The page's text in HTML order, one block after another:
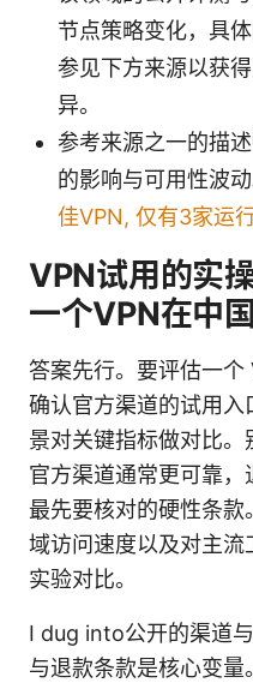
节点策略变化，具
参见下方来源以获
异。
参考来源之一的描
的影响与可用性波动
佳VPN, 仅有3家运
VPN试用的实
一个VPN在中
答案先行。要评估一
确认官方渠道的试用
景对关键指标做对比。
官方渠道通常更可靠
最先要核对的硬性条
域访问速度以及对主
实验对比。
I dug into公开的渠道
与退款条款是核心变